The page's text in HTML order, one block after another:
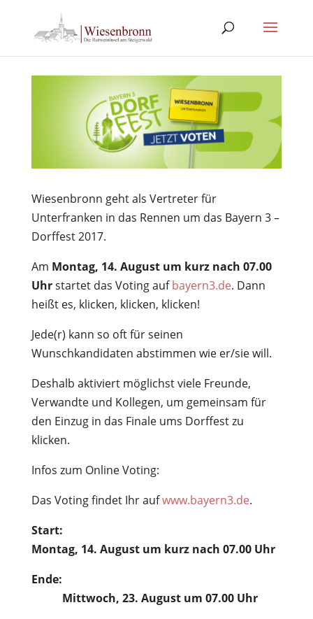
Wiesenbronn geht als Vertreter für
Unterfranken in das Rennen um das Bayern 3 –
Dorffest 2017.
Am Montag, 14. August um kurz nach 07.00
Uhrstartet das Voting aufbayern3.de. Dann
heißt es, klicken, klicken, klicken!
Jede(r) kann so oft für seinen
Wunschkandidaten abstimmen wie er/sie will.
Deshalb aktiviert möglichst viele Freunde,
Verwandte und Kollegen, um gemeinsam für
den Einzug in das Finale ums Dorffest zu
klicken.
Infos zum Online Voting:
Das Voting findet Ihr aufwww.bayern3.de.
Start:
Montag, 14. August um kurz nach 07.00 Uhr
Ende:
Mittwoch, 23. August um 07.00 Uhr